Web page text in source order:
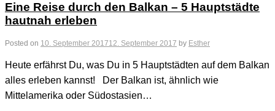
Eine Reise durch den Balkan – 5 Hauptstädte
hautnah erleben
Posted on 10. September 201712. September 2017 by Esther
Heute erfährst Du, was Du in 5 Hauptstädten auf dem Balkan
alles erleben kannst! Der Balkan ist, ähnlich wie
Mittelamerika oder Südostasien…